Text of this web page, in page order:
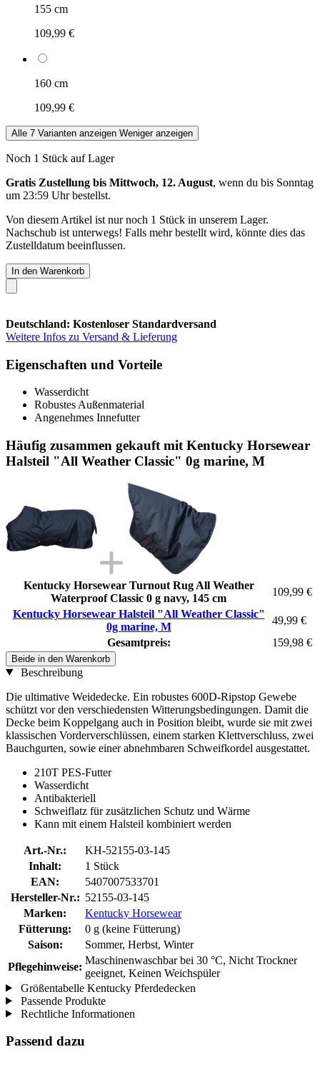
155 cm
109,99 €
160 cm
109,99 €
Alle 7 Varianten anzeigen Weniger anzeigen
Noch 1 Stück auf Lager
Gratis Zustellung bis Mittwoch, 12. August, wenn du bis Sonntag
um 23:59 Uhrbestellst.
Von diesem Artikel ist nur noch 1 Stück in unserem Lager.
Nachschub ist unterwegs! Falls mehr bestellt wird, könnte dies das
Zustelldatum beeinflussen.
In den Warenkorb
Deutschland: Kostenloser Standardversand
Weitere Infos zu Versand & Lieferung
Eigenschaften und Vorteile
Wasserdicht
Robustes Außenmaterial
Angenehmes Innefutter
Häufig zusammen gekauft mit Kentucky Horsewear
Halsteil "All Weather Classic" 0g marine, M
Kentucky Horsewear Turnout Rug All Weather
Waterproof Classic 0 g navy, 145 cm
109,99 €
Kentucky Horsewear Halsteil "All Weather Classic"
0g marine, M
49,99 €
Gesamtpreis:
159,98 €
Beide in den Warenkorb
Beschreibung
Die ultimative Weidedecke. Ein robustes 600D-Ripstop Gewebe
schützt vor den verschiedensten Witterungsbedingungen. Damit die
Decke beim Koppelgang auch in Position bleibt, wurde sie mit zwei
klassischen Vorderverschlüssen, einem starken Klettverschluss, zwei
Bauchgurten, sowie einer abnehmbaren Schweifkordel ausgestattet.
210T PES-Futter
Wasserdicht
Antibakteriell
Schweiflatz für zusätzlichen Schutz und Wärme
Kann mit einem Halsteil kombiniert werden
Art.-Nr.:
KH-52155-03-145
Inhalt:
1 Stück
EAN:
5407007533701
Hersteller-Nr.: 52155-03-145
Marken:
Kentucky Horsewear
Fütterung:
0 g (keine Fütterung)
Saison:
Sommer, Herbst, Winter
Pflegehinweise:
Maschinenwaschbar bei 30 °C, Nicht Trockner
geeignet, Keinen Weichspüler
Größentabelle Kentucky Pferdedecken
Passende Produkte
Rechtliche Informationen
Passend dazu